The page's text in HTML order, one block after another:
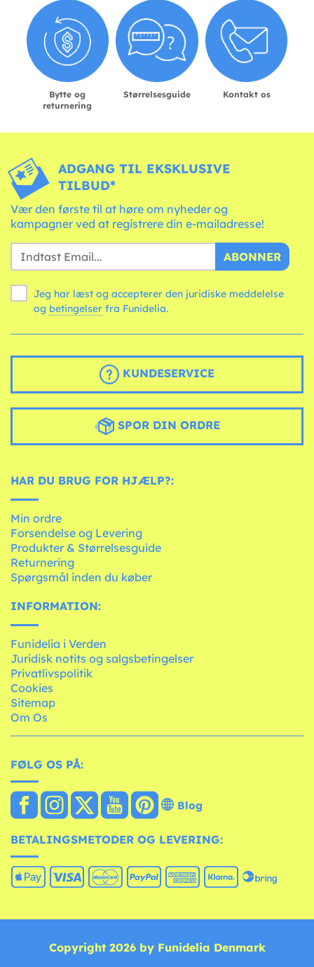
Bytte og
returnering
Størrelsesguide Kontakt os
ADGANG TIL EKSKLUSIVE
TILBUD*
Vær den første til at høre om nyheder og
kampagner ved at registrere din e-mailadresse!
ABONNER
Jeg har læst og accepterer den juridiske meddelelse
og betingelser fra Funidelia.
KUNDESERVICE
SPOR DIN ORDRE
HAR DU BRUG FOR HJÆLP?:
Min ordre
Forsendelse og Levering
Produkter & Størrelsesguide
Returnering
Spørgsmål inden du køber
INFORMATION:
Funidelia i Verden
Juridisk notits og salgsbetingelser
Privatlivspolitik
Cookies
Sitemap
Om Os
FØLG OS PÅ:
Blog
BETALINGSMETODER OG LEVERING:
Copyright 2026 by Funidelia Denmark